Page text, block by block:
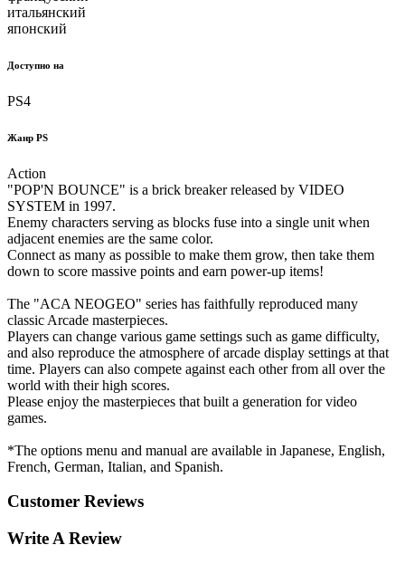
итальянский
японский
Доступно на
PS4
Жанр PS
Action
"POP'N BOUNCE" is a brick breaker released by VIDEO
SYSTEM in 1997.
Enemy characters serving as blocks fuse into a single unit when
adjacent enemies are the same color.
Connect as many as possible to make them grow, then take them
down to score massive points and earn power-up items!
The "ACA NEOGEO" series has faithfully reproduced many
classic Arcade masterpieces.
Players can change various game settings such as game difficulty,
and also reproduce the atmosphere of arcade display settings at that
time. Players can also compete against each other from all over the
world with their high scores.
Please enjoy the masterpieces that built a generation for video
games.
*The options menu and manual are available in Japanese, English,
French, German, Italian, and Spanish.
Customer Reviews
Write A Review